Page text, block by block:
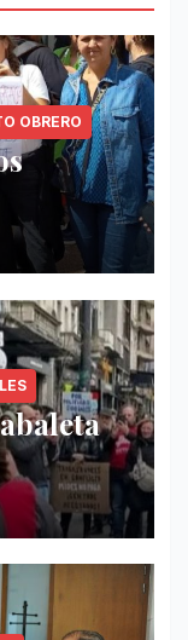
OBRERO